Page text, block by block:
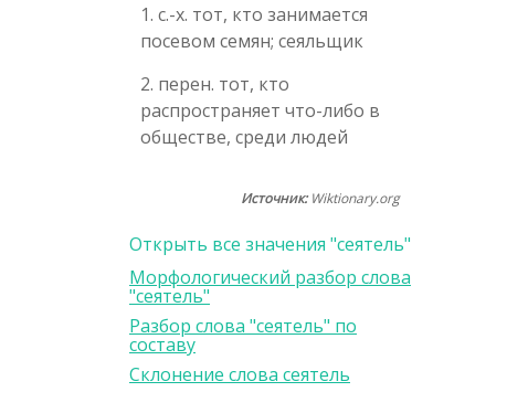
1. с.-х. тот, кто занимается
посевом семян; сеяльщик
2. перен. тот, кто
распространяет что-либо в
обществе, среди людей
Источник:Wiktionary.org
Открыть все значения "сеятель"
Морфологический разбор слова
"сеятель"
Разбор слова "сеятель" по
составу
Склонение слова сеятель